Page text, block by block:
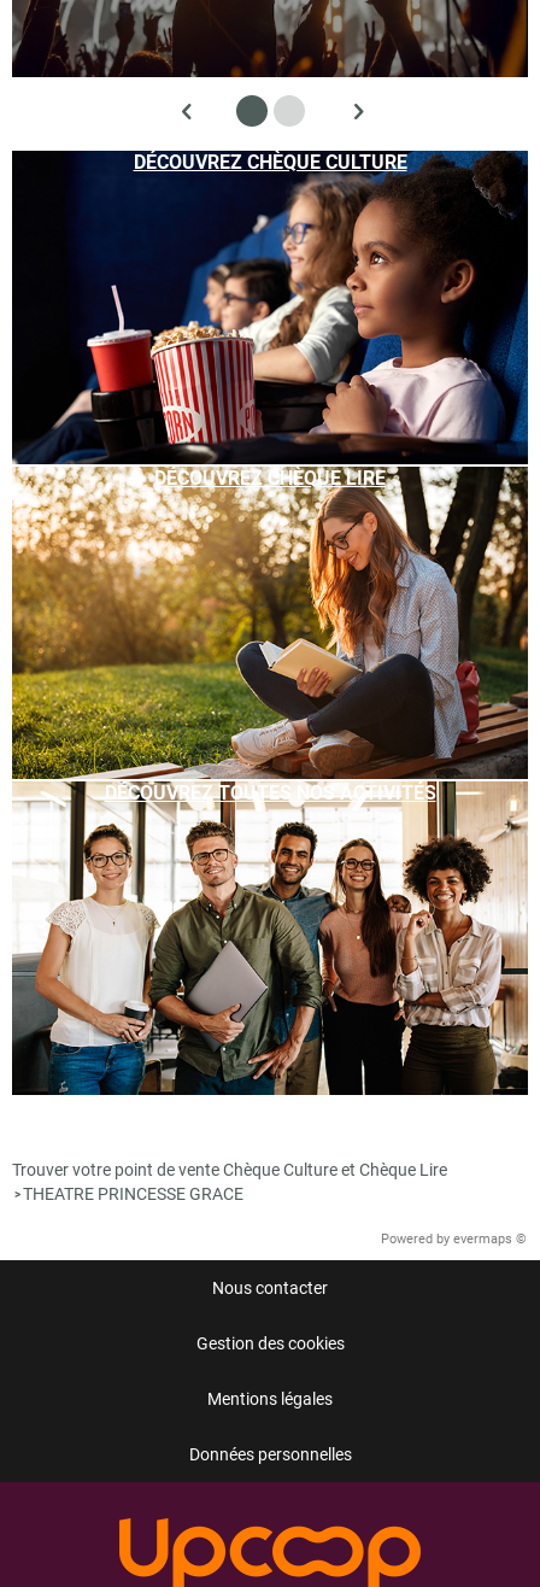
DÉCOUVREZ CHÈQUE CULTURE
DÉCOUVREZ CHÈQUE LIRE
DÉCOUVREZ TOUTES NOS ACTIVITÉS
Trouver votre point de vente Chèque Culture et Chèque Lire
>THEATRE PRINCESSE GRACE
Powered by evermaps ©
Nous contacter
Gestion des cookies
Mentions légales
Données personnelles